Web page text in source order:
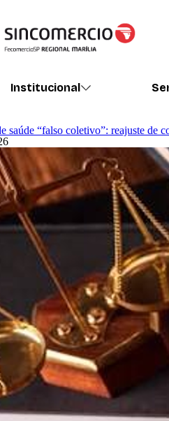
Institucional
“falso coletivo”: reajuste de